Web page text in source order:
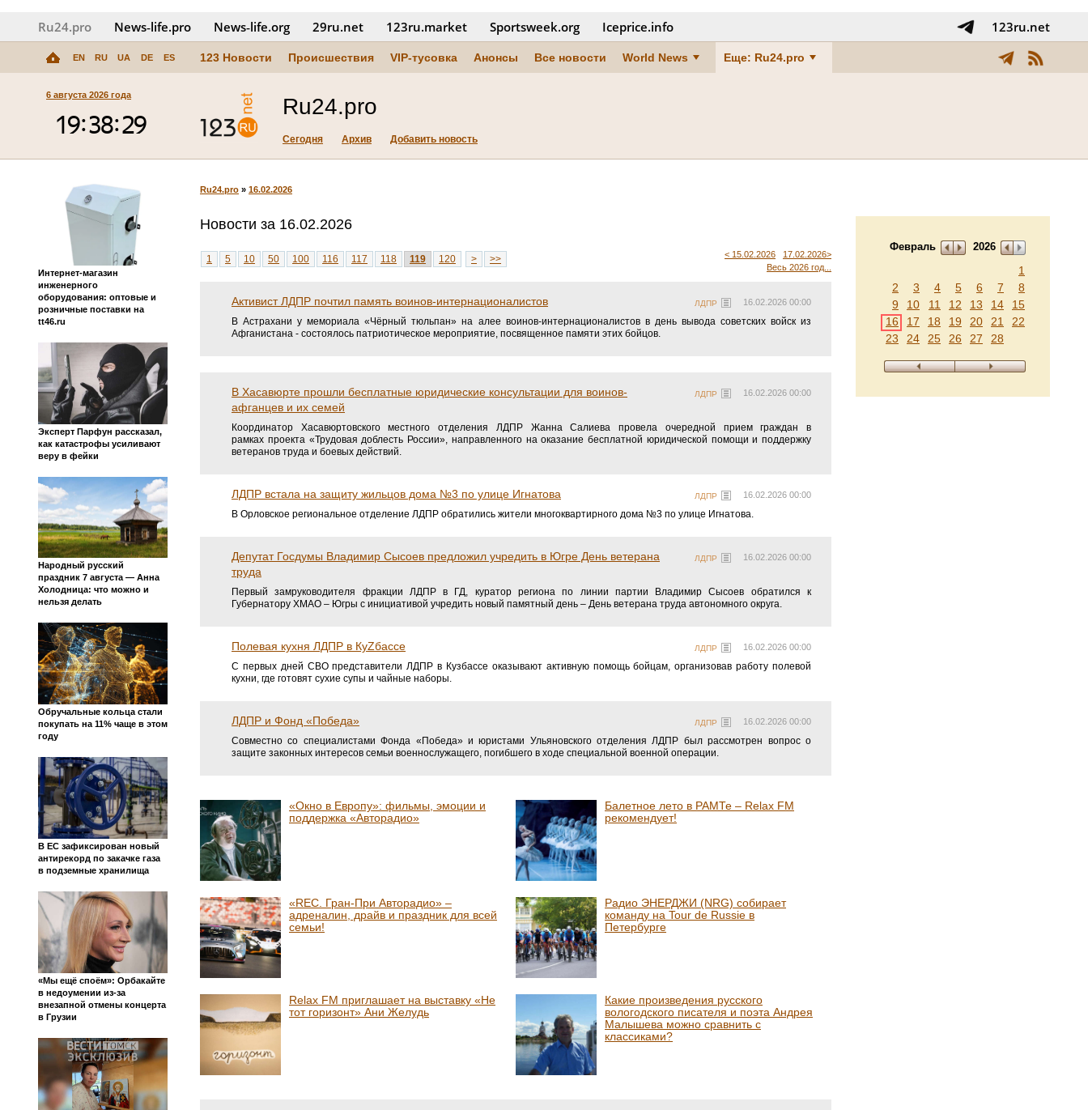
Ru24.pro News‑life.pro News‑life.org 29ru.net 123ru.market Sportsweek.org Iceprice.info 123ru.net
EN RU UA DE ES 123 Новости Происшествия VIP-тусовка Анонсы Все новости World News Еще: Ru24.pro
6 августа 2026 года Ru24.pro
Сегодня Архив Добавить новость
Интернет-магазин
инженерного
оборудования: оптовые и
розничные поставки на
tt46.ru
Эксперт Парфун рассказал,
как катастрофы усиливают
веру в фейки
Народный русский
праздник 7 августа — Анна
Холодница: что можно и
нельзя делать
Обручальные кольца стали
покупать на 11% чаще в этом
году
В ЕС зафиксирован новый
антирекорд по закачке газа
в подземные хранилища
«Мы ещё споём»: Орбакайте
в недоумении из-за
внезапной отмены концерта
в Грузии
Ru24.pro » 16.02.2026
Февраль 2026
1
2
3 4 5 6 7
8
9
10 11 12 13 14
15
16
17 18 19 20 21
22
23
24 25 26 27 28
Новости за 16.02.2026
< 15.02.2026
17.02.2026>
Весь 2026 год...
1 5 10 50 100 116 117 118 119 120 > >>
16.02.2026 00:00
ЛДПР
Активист ЛДПР почтил память воинов-интернационалистов
В Астрахани у мемориала «Чёрный тюльпан» на алее воинов-интернационалистов в день вывода советских войск из
Афганистана - состоялось патриотическое мероприятие, посвященное памяти этих бойцов.
16.02.2026 00:00
ЛДПР
В Хасавюрте прошли бесплатные юридические консультации для воинов-
афганцев и их семей
Координатор Хасавюртовского местного отделения ЛДПР Жанна Салиева провела очередной прием граждан в
рамках проекта «Трудовая доблесть России», направленного на оказание бесплатной юридической помощи и поддержку
ветеранов труда и боевых действий.
16.02.2026 00:00
ЛДПР
ЛДПР встала на защиту жильцов дома №3 по улице Игнатова
В Орловское региональное отделение ЛДПР обратились жители многоквартирного дома №3 по улице Игнатова.
16.02.2026 00:00
ЛДПР
Депутат Госдумы Владимир Сысоев предложил учредить в Югре День ветерана
труда
Первый замруководителя фракции ЛДПР в ГД, куратор региона по линии партии Владимир Сысоев обратился к
Губернатору ХМАО – Югры с инициативой учредить новый памятный день – День ветерана труда автономного округа.
16.02.2026 00:00
ЛДПР
Полевая кухня ЛДПР в КуZбассе
С первых дней СВО представители ЛДПР в Кузбассе оказывают активную помощь бойцам, организовав работу полевой
кухни, где готовят сухие супы и чайные наборы.
16.02.2026 00:00
ЛДПР
ЛДПР и Фонд «Победа»
Совместно со специалистами Фонда «Победа» и юристами Ульяновского отделения ЛДПР был рассмотрен вопрос о
защите законных интересов семьи военнослужащего, погибшего в ходе специальной военной операции.
«Окно в Европу»: фильмы, эмоции и
поддержка «Авторадио»
Балетное лето в РАМТе – Relax FM
рекомендует!
«REC. Гран-При Авторадио» –
адреналин, драйв и праздник для всей
семьи!
Радио ЭНЕРДЖИ (NRG) собирает
команду на Tour de Russie в
Петербурге
Relax FM приглашает на выставку «Не
тот горизонт» Ани Желудь
Какие произведения русского
вологодского писателя и поэта Андрея
Малышева можно сравнить с
классиками?